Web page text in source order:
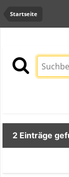
Startseite
2 Einträge